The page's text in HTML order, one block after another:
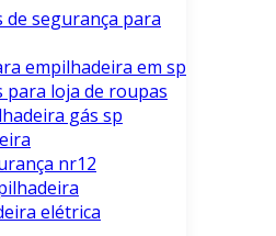
segurança para
empilhadeira em sp
para loja de roupas
gás sp
nr12
elétrica